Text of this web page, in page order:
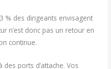
% des dirigeants envisagent
n’est donc pas un retour en
continue.
ports d’attache. Vos